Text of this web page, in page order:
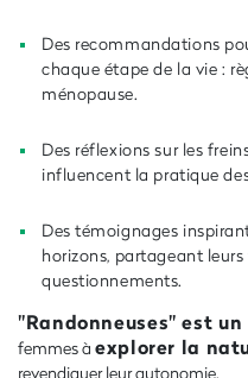
Des recommandations
chaque étape de la vie :
ménopause.
Des réflexions sur les
influencent la pratique
Des témoignages
horizons, partageant
questionnements.
"Randonneuses" est
femmes à explorer la
revendiquer leur autonomie.